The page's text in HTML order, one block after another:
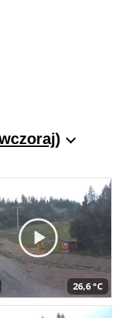
26,6 °C